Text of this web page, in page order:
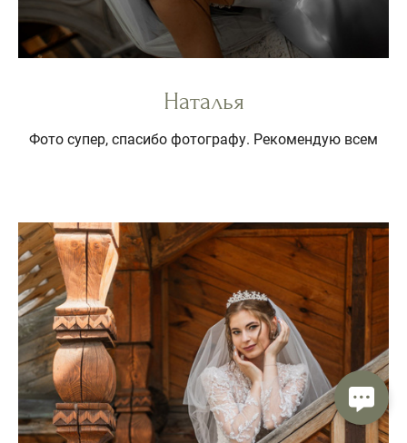
Наталья
Фото супер, спасибо фотографу. Рекомендую всем